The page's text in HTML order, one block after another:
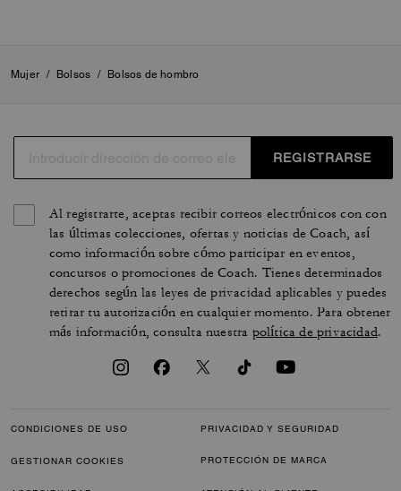
Mujer / Bolsos / Bolsos de hombro
REGISTRARSE
Al registrarte, aceptas recibir correos electrónicos con con
las últimas colecciones, ofertas y noticias de Coach, así
como información sobre cómo participar en eventos,
concursos o promociones de Coach. Tienes determinados
derechos según las leyes de privacidad aplicables y puedes
retirar tu autorización en cualquier momento. Para obtener
más información, consulta nuestra política de privacidad.
CONDICIONES DE USO PRIVACIDAD Y SEGURIDAD
GESTIONAR COOKIES PROTECCIÓN DE MARCA